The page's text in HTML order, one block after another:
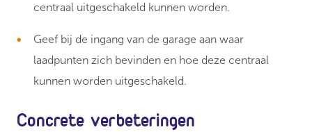
centraal uitgeschakeld kunnen worden.
Geef bij de ingang van de garage aan waar
laadpunten zich bevinden en hoe deze centraal
kunnen worden uitgeschakeld.
Concrete verbeteringen